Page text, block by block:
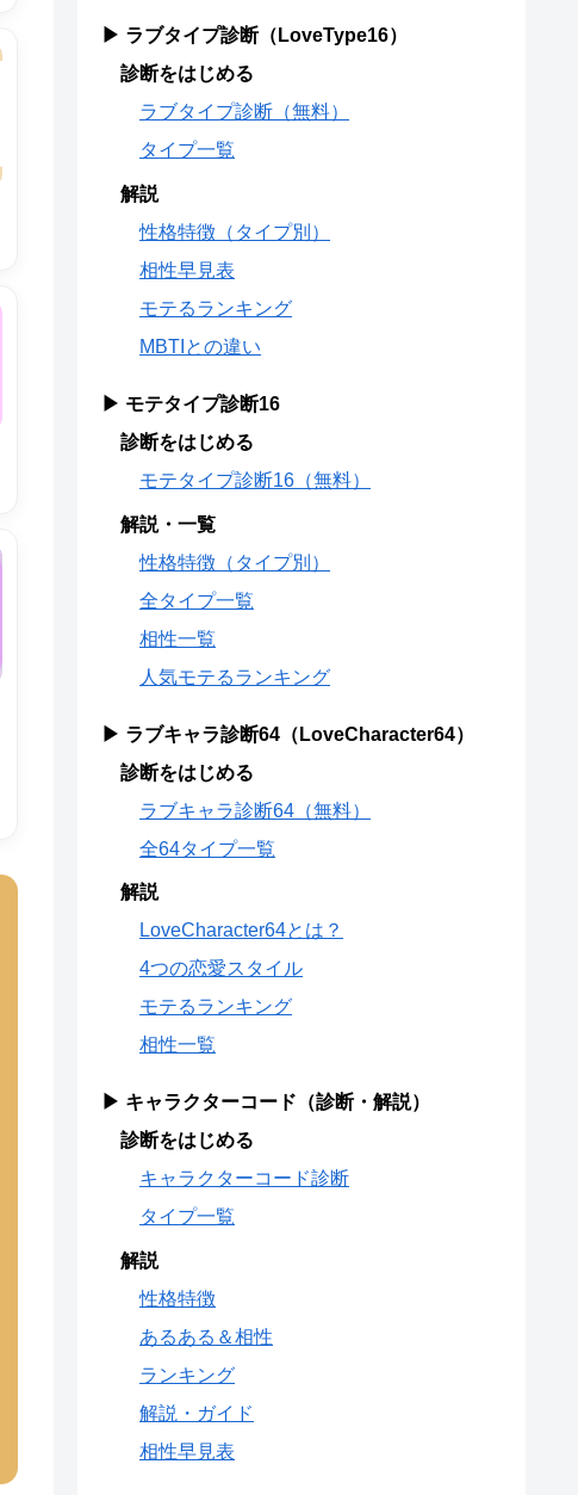
▶ ラブタイプ診断（LoveType16）
診断をはじめる
ラブタイプ診断（無料）
タイプ一覧
解説
性格特徴（タイプ別）
相性早見表
モテるランキング
MBTIとの違い
▶ モテタイプ診断16
診断をはじめる
モテタイプ診断16（無料）
解説・一覧
性格特徴（タイプ別）
全タイプ一覧
相性一覧
人気モテるランキング
▶ ラブキャラ診断64（LoveCharacter64）
診断をはじめる
ラブキャラ診断64（無料）
全64タイプ一覧
解説
LoveCharacter64とは？
4つの恋愛スタイル
モテるランキング
相性一覧
▶ キャラクターコード（診断・解説）
診断をはじめる
キャラクターコード診断
タイプ一覧
解説
性格特徴
あるある＆相性
ランキング
解説・ガイド
相性早見表